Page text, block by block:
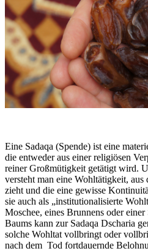
Eine Sadaqa (Spende) ist eine
die entweder aus einer religiösen
reiner Großmütigkeit getätigt wird.
versteht man eine Wohltätigkeit,
zieht und die eine gewisse
sie auch als „institutionalisierte
Moschee, eines Brunnens oder
Baums kann zur Sadaqa Dscharia
solche Wohltat vollbringt oder
nach dem Tod fortdauernde